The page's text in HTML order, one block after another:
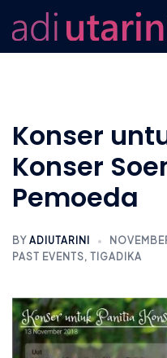
to
content
Konser
Konser
Pemoeda
BY ADIUTARINI
PAST EVENTS, TIGADIKA